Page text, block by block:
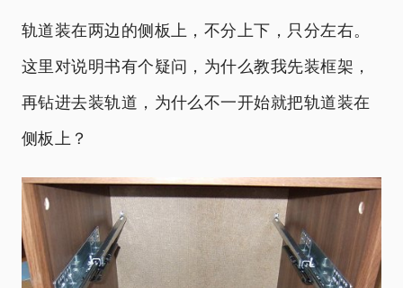
轨道装在两边的侧板上，不分上下，只分左右。
这里对说明书有个疑问，为什么教我先装框架，
再钻进去装轨道，为什么不一开始就把轨道装在
侧板上？